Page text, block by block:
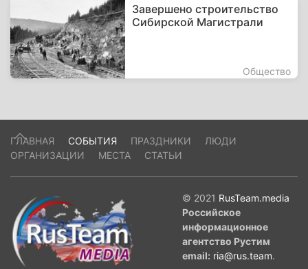
Завершено строительство
Сибирской Магистрали
Общество
ГЛАВНАЯ СОБЫТИЯ ПРАЗДНИКИ
ЛЮДИ
ОРГАНИЗАЦИИ
МЕСТА СТАТЬИ
© 2021 RusTeam.media
Российское
информационное
агентство Рустим
email: ria@rus.team.